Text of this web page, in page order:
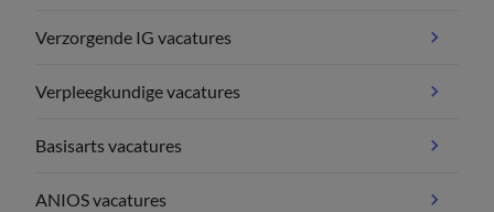
Verzorgende IG vacatures
Verpleegkundige vacatures
Basisarts vacatures
ANIOS vacatures